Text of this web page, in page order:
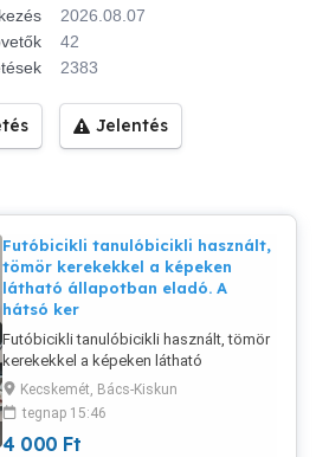
2026.08.07
42
2383
Jelentés
Futóbicikli tanulóbicikli használt,
tömör kerekekkel a képeken
látható állapotban eladó. A
hátsó ker
Futóbicikli tanulóbicikli használt, tömör
kerekekkel a képeken látható
állapotban eladó. A hátsó kerék kicsit
lötyög, de sok kilométert megy még el
így.
Kecskemét, Bács-Kiskun
tegnap 15:46
4 000 Ft